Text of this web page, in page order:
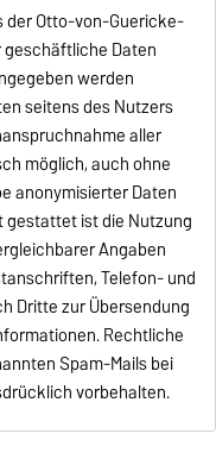
der Otto-von-Guericke-
Daten
werden
seitens des Nutzers
aller
möglich, auch ohne
anonymisierter Daten
ist die Nutzung
Angaben
Telefon- und
Dritte zur Übersendung
Rechtliche
Spam-Mails bei
vorbehalten.